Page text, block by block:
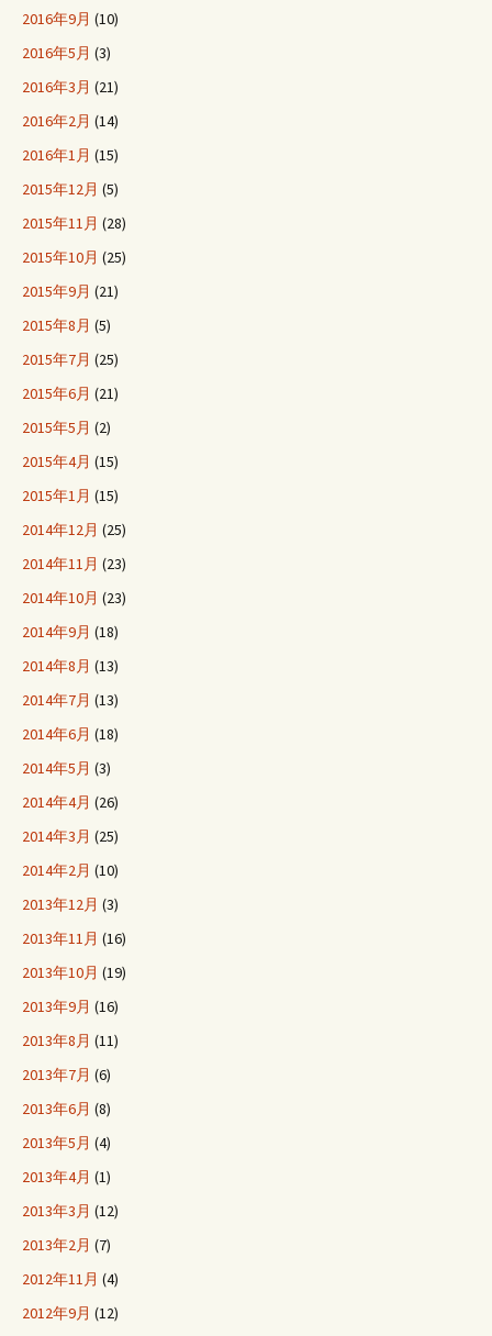
2016年9月 (10)
2016年5月 (3)
2016年3月 (21)
2016年2月 (14)
2016年1月 (15)
2015年12月 (5)
2015年11月 (28)
2015年10月 (25)
2015年9月 (21)
2015年8月 (5)
2015年7月 (25)
2015年6月 (21)
2015年5月 (2)
2015年4月 (15)
2015年1月 (15)
2014年12月 (25)
2014年11月 (23)
2014年10月 (23)
2014年9月 (18)
2014年8月 (13)
2014年7月 (13)
2014年6月 (18)
2014年5月 (3)
2014年4月 (26)
2014年3月 (25)
2014年2月 (10)
2013年12月 (3)
2013年11月 (16)
2013年10月 (19)
2013年9月 (16)
2013年8月 (11)
2013年7月 (6)
2013年6月 (8)
2013年5月 (4)
2013年4月 (1)
2013年3月 (12)
2013年2月 (7)
2012年11月 (4)
2012年9月 (12)